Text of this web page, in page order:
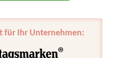
für Ihr Unternehmen: